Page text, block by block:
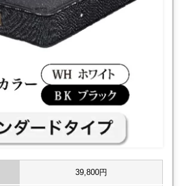
39,800円